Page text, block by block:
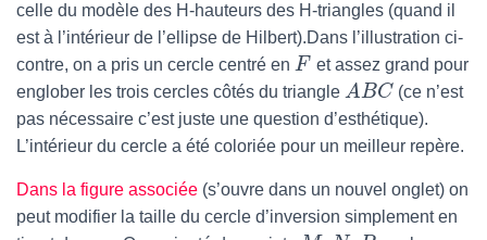
celle du modèle des H-hauteurs des H-triangles (quand il
est à l’intérieur de l’ellipse de Hilbert).Dans l’illustration ci-
contre, on a pris un cercle centré en F et assez grand pour
englober les trois cercles côtés du triangle ABC (ce n’est
pas nécessaire c’est juste une question d’esthétique).
L’intérieur du cercle a été coloriée pour un meilleur repère.
Dans la figure associée (s’ouvre dans un nouvel onglet) on
peut modifier la taille du cercle d’inversion simplement en